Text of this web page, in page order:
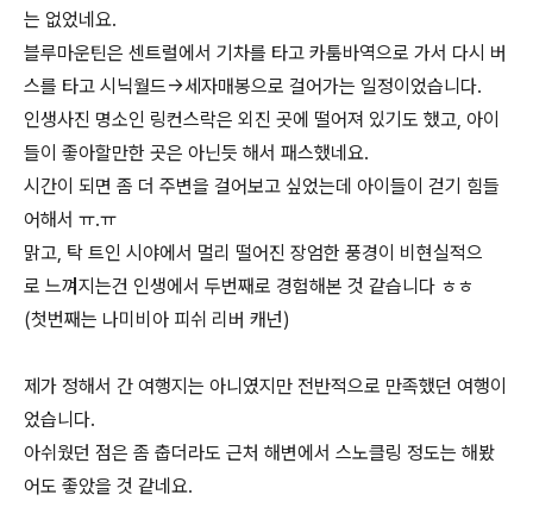
는 없었네요.
블루마운틴은 센트럴에서 기차를 타고 카툼바역으로 가서 다시 버
스를 타고 시닉월드->세자매봉으로 걸어가는 일정이었습니다.
인생사진 명소인 링컨스락은 외진 곳에 떨어져 있기도 했고, 아이
들이 좋아할만한 곳은 아닌듯 해서 패스했네요.
시간이 되면 좀 더 주변을 걸어보고 싶었는데 아이들이 걷기 힘들
어해서 ㅠ.ㅠ
맑고, 탁 트인 시야에서 멀리 떨어진 장엄한 풍경이 비현실적으
로 느껴지는건 인생에서 두번째로 경험해본 것 같습니다 ㅎㅎ
(첫번째는 나미비아 피쉬 리버 캐넌)
제가 정해서 간 여행지는 아니였지만 전반적으로 만족했던 여행이
었습니다.
아쉬웠던 점은 좀 춥더라도 근처 해변에서 스노클링 정도는 해봤
어도 좋았을 것 같네요.